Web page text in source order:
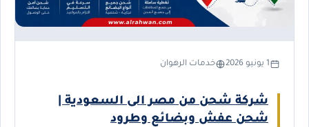
1 يونيو 2026 خدمات الرهوان
شركة شحن من مصر الى السعودية |
شحن عفش وبضائع وطرود